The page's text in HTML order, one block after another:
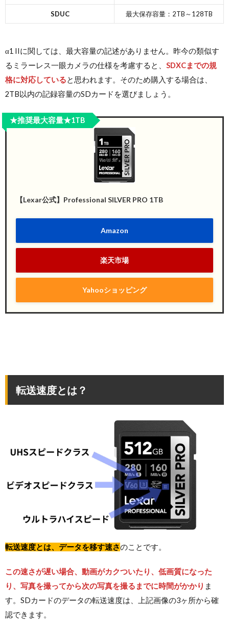
SDUC 最大保存容量：2TB～128TB
α1 IIに関しては、最大容量の記述がありません。昨今の類似す
るミラーレス一眼カメラの仕様を考慮すると、 SDXCまでの規
格に対応していると思われます。そのため購入する場合は、
2TB以内の記録容量のSDカードを選びましょう。
【Lexar公式】Professional SILVER PRO 1TB
Amazon
楽天市場
Yahooショッピング
★推奨最大容量★1TB
転送速度とは？
転送速度とは、データを移す速さのことです。
この速さが遅い場合、動画がカクついたり、低画質になった
り、写真を撮ってから次の写真を撮るまでに時間がかかり ま
す。SDカードのデータの転送速度は、上記画像の3ヶ所から確
認できます。